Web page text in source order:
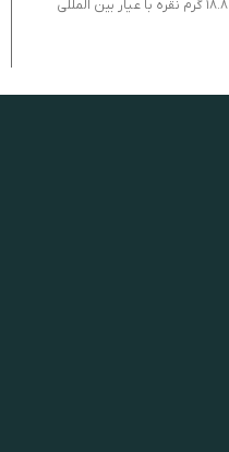
۱۸.۸ گرم نقره با عیار بین المللی